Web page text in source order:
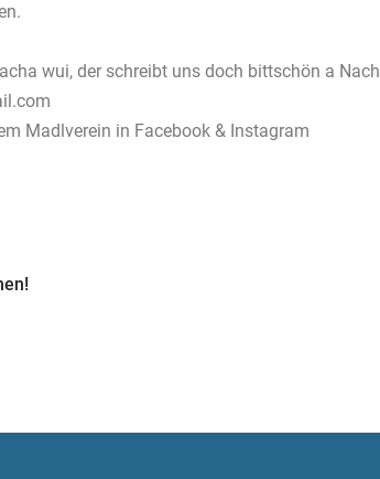
wui, der schreibt uns doch bittschön a
Madlverein in Facebook & Instagram